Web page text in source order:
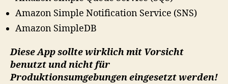
Amazon Simple Notification Service (SNS)
Amazon SimpleDB
Diese App sollte wirklich mit Vorsicht
benutzt und nicht für
Produktionsumgebungen eingesetzt werden!